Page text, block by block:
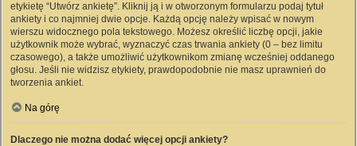
etykietę “Utwórz ankietę”. Kliknij ją i w otworzonym formularzu podaj tytuł
ankiety i co najmniej dwie opcje. Każdą opcję należy wpisać w nowym
wierszu widocznego pola tekstowego. Możesz określić liczbę opcji, jakie
użytkownik może wybrać, wyznaczyć czas trwania ankiety (0 – bez limitu
czasowego), a także umożliwić użytkownikom zmianę wcześniej oddanego
głosu. Jeśli nie widzisz etykiety, prawdopodobnie nie masz uprawnień do
tworzenia ankiet.
Na górę
Dlaczego nie można dodać więcej opcji ankiety?